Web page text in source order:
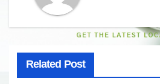
Related Post